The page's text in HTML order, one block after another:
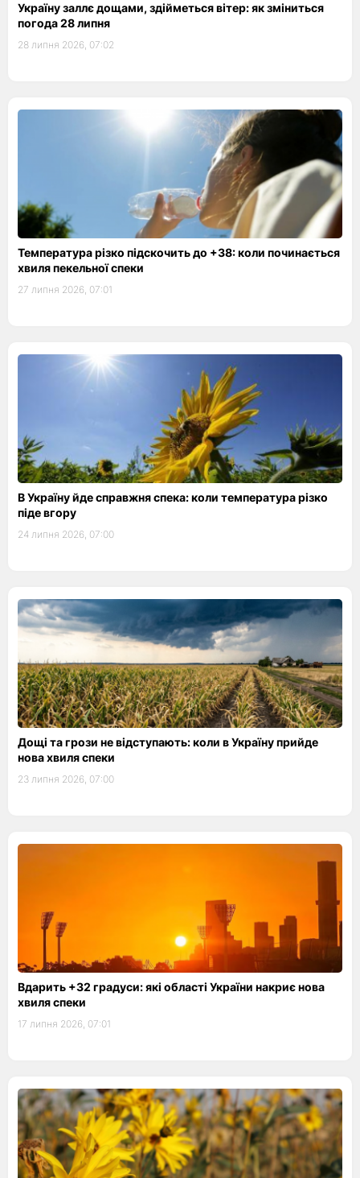
Україну заллє дощами, здійметься вітер: як зміниться
погода 28 липня
28 липня 2026, 07:02
Температура різко підскочить до +38: коли починається
хвиля пекельної спеки
27 липня 2026, 07:01
В Україну йде справжня спека: коли температура різко
піде вгору
24 липня 2026, 07:00
Дощі та грози не відступають: коли в Україну прийде
нова хвиля спеки
23 липня 2026, 07:00
Вдарить +32 градуси: які області України накриє нова
хвиля спеки
17 липня 2026, 07:01